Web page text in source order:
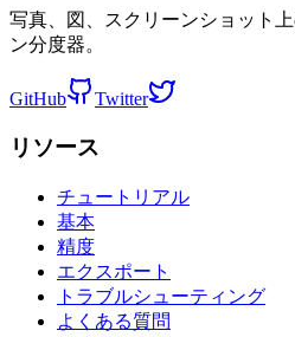
写真、図、スクリーンショット
ン分度器。
GitHub Twitter
リソース
チュートリアル
基本
精度
エクスポート
トラブルシューティング
よくある質問